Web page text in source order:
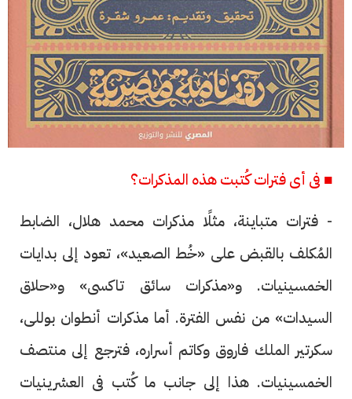
■ فى أى فترات كُتبت هذه المذكرات؟
- فترات متباينة، مثلًا مذكرات محمد هلال، الضابط
المُكلف بالقبض على «خُط الصعيد»، تعود إلى بدايات
الخمسينيات. و«مذكرات سائق تاكسى» و«حلاق
السيدات» من نفس الفترة. أما مذكرات أنطوان بوللى،
سكرتير الملك فاروق وكاتم أسراره، فترجع إلى منتصف
الخمسينيات. هذا إلى جانب ما كُتب فى العشرينيات